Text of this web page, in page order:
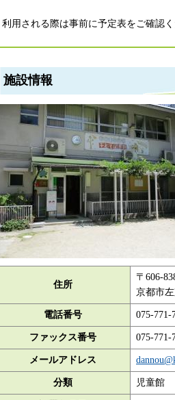
利用される際は事前に予定表をご確認く
施設情報
住所
〒606-
京都市
電話番号 075-771-
ファックス番号 075-771-
メールアドレス
分類 児童館